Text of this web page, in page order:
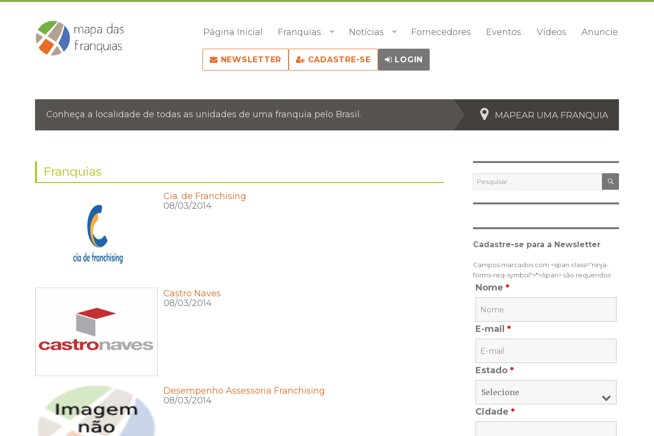
Página Inicial Franquias Notícias Fornecedores Eventos Vídeos Anuncie
NEWSLETTER CADASTRE-SE LOGIN
Conheça a localidade de todas as unidades de uma franquia pelo Brasil. MAPEAR UMA FRANQUIA
Franquias
Cia. de Franchising
08/03/2014
Castro Naves
08/03/2014
Desempenho Assessoria Franchising
08/03/2014
Pesquisar
por:
Cadastre-se para a Newsletter
Campos marcados com <span class="ninja-
forms-req-symbol">*</span> são requeridos
Nome *
E-mail *
Estado *
Cidade *